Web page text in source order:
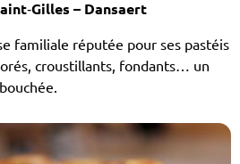
– Dansaert
familiale réputée pour ses pastéis
croustillants, fondants… un